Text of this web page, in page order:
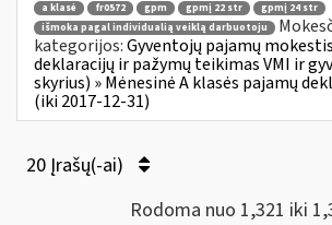
a klasė fr0572 gpm gpmį 22 str
gpmį 24 str
išmoka pagal individualią veiklą darbuotoju
kategorijos:Gyventojų pajamų
deklaracijų ir pažymų teikimas VMI ir
skyrius) » Mėnesinė A klasės pajamų
(iki 2017-12-31)
20 Įrašų(-ai)
Rodoma nuo 1,321 iki